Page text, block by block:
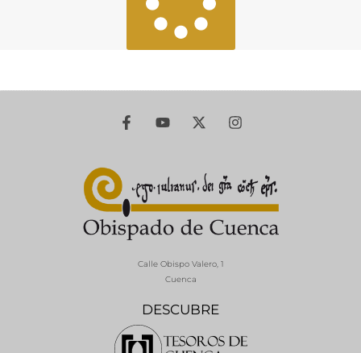
DESCUBRE
Calle Obispo Valero, 1
Cuenca